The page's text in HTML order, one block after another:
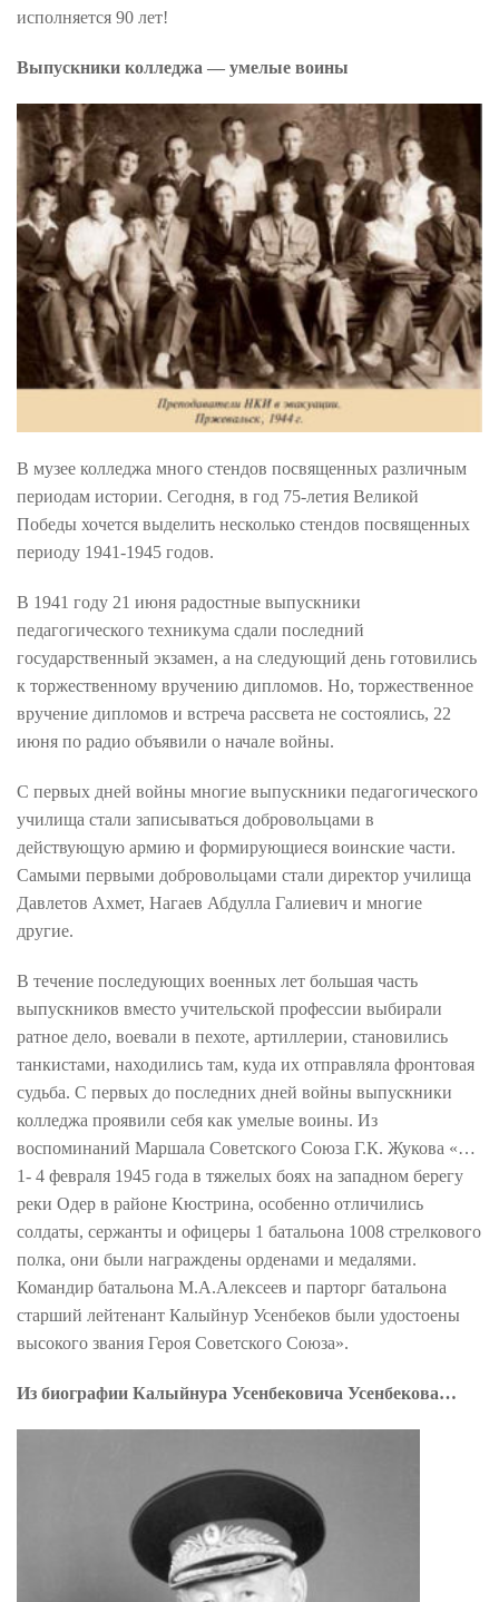
исполняется 90 лет!
Выпускники колледжа — умелые воины
В музее колледжа много стендов посвященных различным
периодам истории. Сегодня, в год 75-летия Великой
Победы хочется выделить несколько стендов посвященных
периоду 1941-1945 годов.
В 1941 году 21 июня радостные выпускники
педагогического техникума сдали последний
государственный экзамен, а на следующий день готовились
к торжественному вручению дипломов. Но, торжественное
вручение дипломов и встреча рассвета не состоялись, 22
июня по радио объявили о начале войны.
С первых дней войны многие выпускники педагогического
училища стали записываться добровольцами в
действующую армию и формирующиеся воинские части.
Самыми первыми добровольцами стали директор училища
Давлетов Ахмет, Нагаев Абдулла Галиевич и многие
другие.
В течение последующих военных лет большая часть
выпускников вместо учительской профессии выбирали
ратное дело, воевали в пехоте, артиллерии, становились
танкистами, находились там, куда их отправляла фронтовая
судьба. С первых до последних дней войны выпускники
колледжа проявили себя как умелые воины. Из
воспоминаний Маршала Советского Союза Г.К. Жукова «…
1- 4 февраля 1945 года в тяжелых боях на западном берегу
реки Одер в районе Кюстрина, особенно отличились
солдаты, сержанты и офицеры 1 батальона 1008 стрелкового
полка, они были награждены орденами и медалями.
Командир батальона М.А.Алексеев и парторг батальона
старший лейтенант Калыйнур Усенбеков были удостоены
высокого звания Героя Советского Союза».
Из биографии Калыйнура Усенбековича Усенбекова…